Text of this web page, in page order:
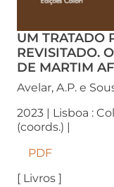
UM TRATADO
REVISITADO.
DE MARTIM
Avelar, A.P. e
2023 | Lisboa :
(coords.) |
PDF
[ Livros ]